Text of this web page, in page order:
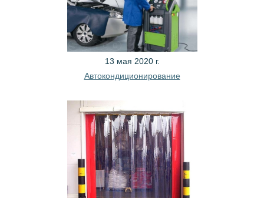
13 мая 2020 г.
Автокондиционирование